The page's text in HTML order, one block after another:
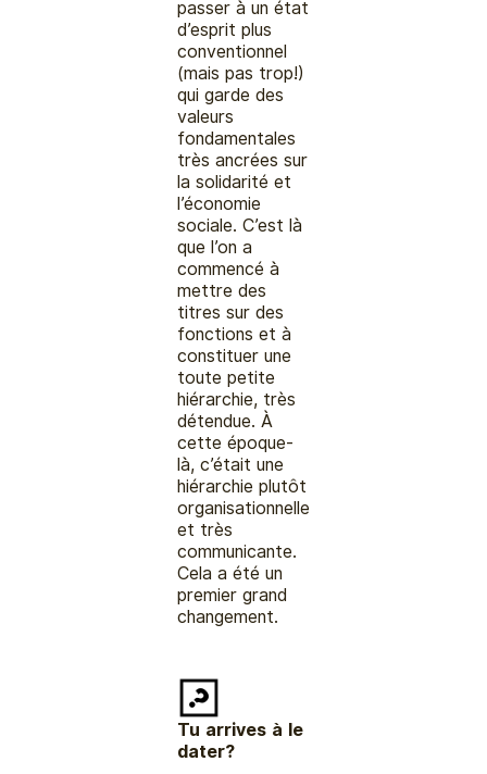
passer à un état
d’esprit plus
conventionnel
(mais pas trop!)
qui garde des
valeurs
fondamentales
très ancrées sur
la solidarité et
l’économie
sociale. C’est là
que l’on a
commencé à
mettre des
titres sur des
fonctions et à
constituer une
toute petite
hiérarchie, très
détendue. À
cette époque-
là, c’était une
hiérarchie plutôt
organisationnelle
et très
communicante.
Cela a été un
premier grand
changement.
Tu arrives à le
dater?